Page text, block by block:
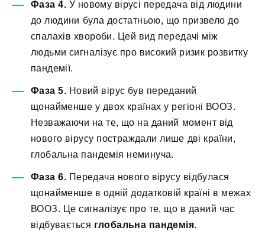
Фаза 4. У новому вірусі передача від людини
до людини була достатньою, що призвело до
спалахів хвороби. Цей вид передачі між
людьми сигналізує про високий ризик розвитку
пандемії.
Фаза 5. Новий вірус був переданий
щонайменше у двох країнах у регіоні ВООЗ.
Незважаючи на те, що на даний момент від
нового вірусу постраждали лише дві країни,
глобальна пандемія неминуча.
Фаза 6. Передача нового вірусу відбулася
щонайменше в одній додатковій країні в межах
ВООЗ. Це сигналізує про те, що в даний час
відбувається глобальна пандемія.